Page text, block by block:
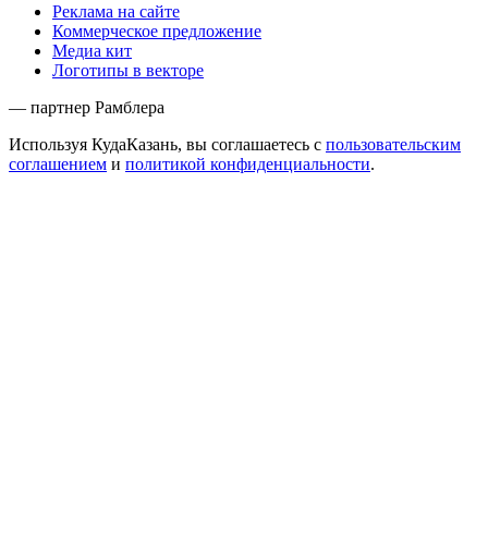
Реклама на сайте
Коммерческое предложение
Медиа кит
Логотипы в векторе
— партнер Рамблера
Используя КудаКазань, вы соглашаетесь с пользовательским
соглашением и политикой конфиденциальности.